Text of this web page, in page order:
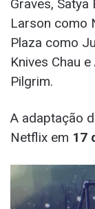
Graves,
Larson como
Plaza como
Knives Chau
Pilgrim.
A adaptação
Netflix em 17